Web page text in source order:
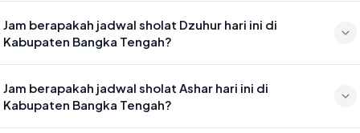
04:42
Jam berapakah jadwal sholat Dzuhur hari ini di
Kabupaten Bangka Tengah?
pada 12:04
Jam berapakah jadwal sholat Ashar hari ini di
Kabupaten Bangka Tengah?